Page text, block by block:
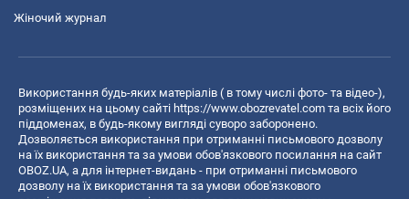
Жіночий журнал
Використання будь-яких матеріалів ( в тому числі фото- та відео-),
розміщених на цьому сайті https://www.obozrevatel.com та всіх його
піддоменах, в будь-якому вигляді суворо заборонено.
Дозволяється використання при отриманні письмового дозволу
на їх використання та за умови обов'язкового посилання на сайт
OBOZ.UA, а для інтернет-видань - при отриманні письмового
дозволу на їх використання та за умови обов'язкового